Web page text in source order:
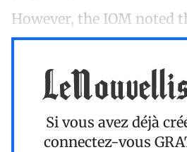
However, the IOM noted
Si vous avez déjà
connectez-vous